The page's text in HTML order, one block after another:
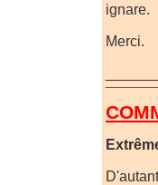
ignare.
Merci.